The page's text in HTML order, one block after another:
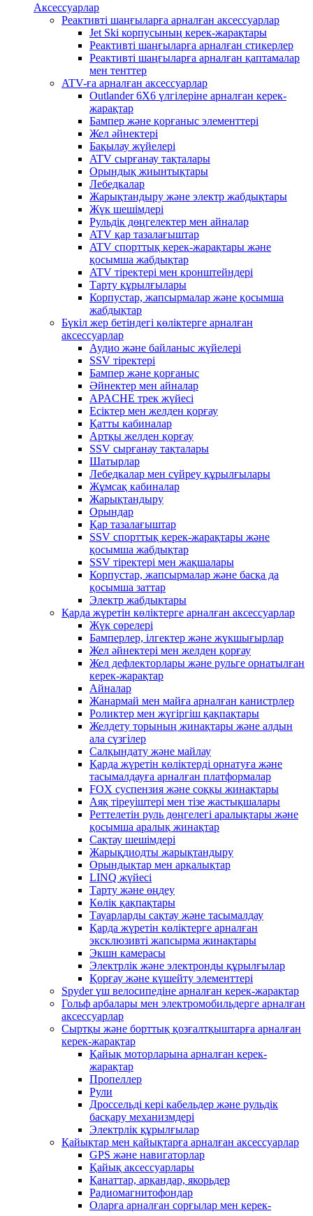
Аксессуарлар
Реактивті шаңғыларға арналған аксессуарлар
Jet Ski корпусының керек-жарақтары
Реактивті шаңғыларға арналған стикерлер
Реактивті шаңғыларға арналған қаптамалар
мен тенттер
ATV-ға арналған аксессуарлар
Outlander 6X6 үлгілеріне арналған керек-
жарақтар
Бампер және қорғаныс элементтері
Жел әйнектері
Бақылау жүйелері
ATV сырғанау тақталары
Орындық жиынтықтары
Лебедкалар
Жарықтандыру және электр жабдықтары
Жүк шешімдері
Рульдік дөңгелектер мен айналар
ATV қар тазалағыштар
ATV спорттық керек-жарақтары және
қосымша жабдықтар
ATV тіректері мен кронштейндері
Тарту құрылғылары
Корпустар, жапсырмалар және қосымша
жабдықтар
Бүкіл жер бетіндегі көліктерге арналған
аксессуарлар
Аудио және байланыс жүйелері
SSV тіректері
Бампер және қорғаныс
Әйнектер мен айналар
APACHE трек жүйесі
Есіктер мен желден қорғау
Қатты кабиналар
Артқы желден қорғау
SSV сырғанау тақталары
Шатырлар
Лебедкалар мен сүйреу құрылғылары
Жұмсақ кабиналар
Жарықтандыру
Орындар
Қар тазалағыштар
SSV спорттық керек-жарақтары және
қосымша жабдықтар
SSV тіректері мен жақшалары
Корпустар, жапсырмалар және басқа да
қосымша заттар
Электр жабдықтары
Қарда жүретін көліктерге арналған аксессуарлар
Жүк сөрелері
Бамперлер, ілгектер және жүкшығырлар
Жел әйнектері мен желден қорғау
Жел дефлекторлары және рульге орнатылған
керек-жарақтар
Айналар
Жанармай мен майға арналған канистрлер
Роликтер мен жүгіргіш қақпақтары
Желдету торының жинақтары және алдын
ала сүзгілер
Салқындату және майлау
Қарда жүретін көліктерді орнатуға және
тасымалдауға арналған платформалар
FOX суспензия және соққы жинақтары
Аяқ тіреуіштері мен тізе жастықшалары
Реттелетін руль дөңгелегі аралықтары және
қосымша аралық жинақтар
Сақтау шешімдері
Жарықдиодты жарықтандыру
Орындықтар мен арқалықтар
LINQ жүйесі
Тарту және өңдеу
Көлік қақпақтары
Тауарларды сақтау және тасымалдау
Қарда жүретін көліктерге арналған
эксклюзивті жапсырма жинақтары
Экшн камерасы
Электрлік және электронды құрылғылар
Қорғау және күшейту элементтері
Spyder үш велосипедіне арналған керек-жарақтар
Гольф арбалары мен электромобильдерге арналған
аксессуарлар
Сыртқы және борттық қозғалтқыштарға арналған
керек-жарақтар
Қайық моторларына арналған керек-
жарақтар
Пропеллер
Рули
Дроссельді кері кабельдер және рульдік
басқару механизмдері
Электрлік құрылғылар
Қайықтар мен қайықтарға арналған аксессуарлар
GPS және навигаторлар
Қайық аксессуарлары
Қанаттар, арқандар, якорьдер
Радиомагнитофондар
Оларға арналған сорғылар мен керек-